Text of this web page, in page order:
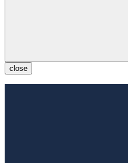
close